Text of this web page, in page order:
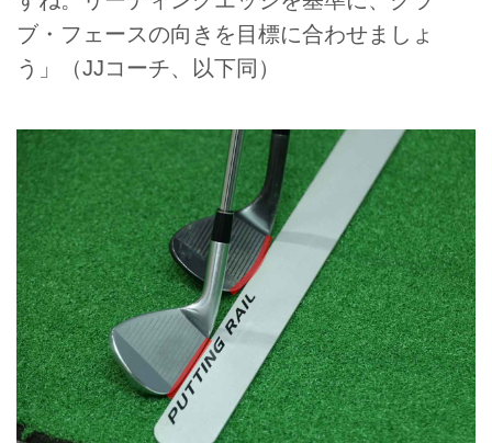
ブ・フェースの向きを目標に合わせましょ
う」（JJコーチ、以下同）